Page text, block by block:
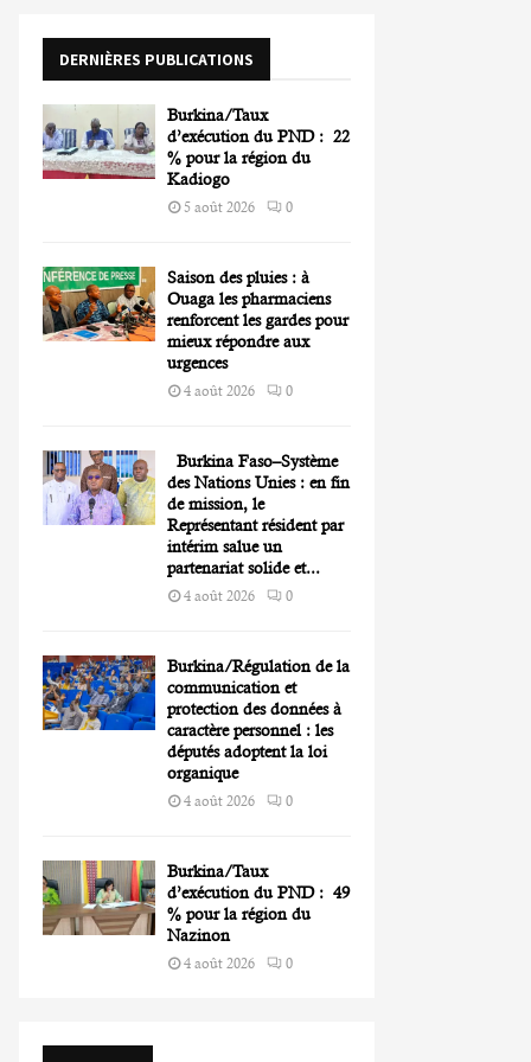
r
H
DERNIÈRES PUBLICATIONS
Burkina/Taux
d’exécution du PND : 22
% pour la région du
Kadiogo
5 août 2026 0
Saison des pluies : à
Ouaga les pharmaciens
renforcent les gardes pour
mieux répondre aux
urgences
4 août 2026 0
Burkina Faso–Système
des Nations Unies : en fin
de mission, le
Représentant résident par
intérim salue un
partenariat solide et...
4 août 2026 0
Burkina/Régulation de la
communication et
protection des données à
caractère personnel : les
députés adoptent la loi
organique
4 août 2026 0
Burkina/Taux
d’exécution du PND : 49
% pour la région du
Nazinon
4 août 2026 0